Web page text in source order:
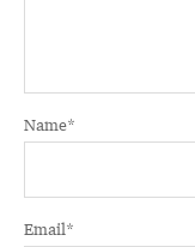
Name*
Email*